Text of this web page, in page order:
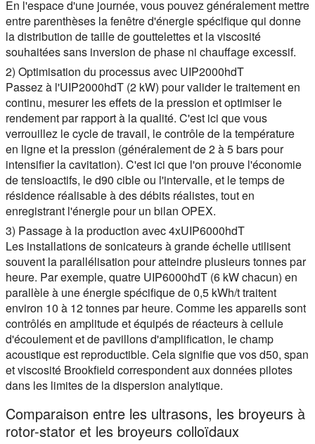
En l'espace d'une journée, vous pouvez généralement mettre
entre parenthèses la fenêtre d'énergie spécifique qui donne
la distribution de taille de gouttelettes et la viscosité
souhaitées sans inversion de phase ni chauffage excessif.
2) Optimisation du processus avec UIP2000hdT
Passez à l'UIP2000hdT (2 kW) pour valider le traitement en
continu, mesurer les effets de la pression et optimiser le
rendement par rapport à la qualité. C'est ici que vous
verrouillez le cycle de travail, le contrôle de la température
en ligne et la pression (généralement de 2 à 5 bars pour
intensifier la cavitation). C'est ici que l'on prouve l'économie
de tensioactifs, le d90 cible ou l'intervalle, et le temps de
résidence réalisable à des débits réalistes, tout en
enregistrant l'énergie pour un bilan OPEX.
3) Passage à la production avec 4xUIP6000hdT
Les installations de sonicateurs à grande échelle utilisent
souvent la parallélisation pour atteindre plusieurs tonnes par
heure. Par exemple, quatre UIP6000hdT (6 kW chacun) en
parallèle à une énergie spécifique de 0,5 kWh/t traitent
environ 10 à 12 tonnes par heure. Comme les appareils sont
contrôlés en amplitude et équipés de réacteurs à cellule
d'écoulement et de pavillons d'amplification, le champ
acoustique est reproductible. Cela signifie que vos d50, span
et viscosité Brookfield correspondent aux données pilotes
dans les limites de la dispersion analytique.
Comparaison entre les ultrasons, les broyeurs à
rotor-stator et les broyeurs colloïdaux